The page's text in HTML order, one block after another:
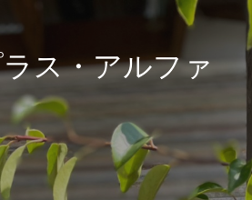
ス・アルファ